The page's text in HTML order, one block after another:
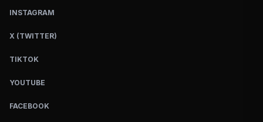
INSTAGRAM
X (TWITTER)
TIKTOK
YOUTUBE
FACEBOOK